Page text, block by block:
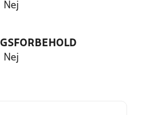
Nej
Nej